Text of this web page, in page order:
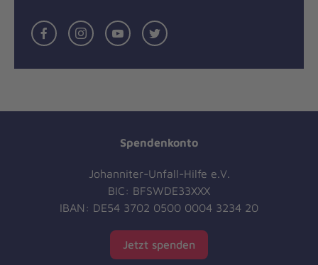
FacebookInstagramm
YoutubeTwitter
Spendenkonto
Johanniter-Unfall-Hilfe e.V.
BIC: BFSWDE33XXX
IBAN: DE54 3702 0500 0004 3234 20
Jetzt spenden